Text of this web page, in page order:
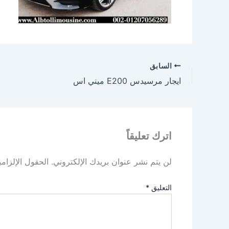
السابق
ايجار مرسيدس E200 ميني اس
اترك تعليقاً
لن يتم نشر عنوان بريدك الإلكتروني. الحقول
التعليق *